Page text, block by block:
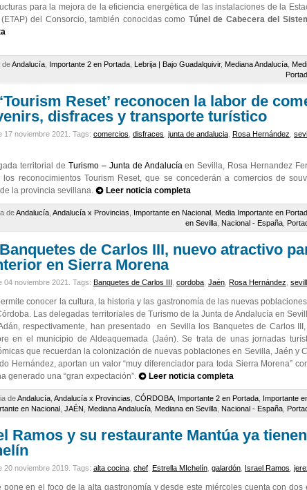
para la mejora de la eficiencia energética de las instalaciones de la
del Consorcio, también conocidas como Túnel de Cabecera del
deAndalucía Importante 2 en Portada Lebrija | Bajo Guadalquivir, Mediana Andalucía
Reset’ reconocen la labor de
disfraces y transporte turístico
17 noviembre 2021. Tags: comercios disfraces junta de andalucia Rosa Hernández
territorial de Turismo – Junta de Andalucíaen Sevilla, Rosa Hernandez
los reconocimientos Tourism Reset, que se concederán a comercios de
la provincia sevillana.
Leer noticia completa
deAndalucía Andalucía x Provincias Importante en Nacional Media Importante en
en Sevilla Nacional - España
de Carlos III, nuevo atractivo
en Sierra Morena
04 noviembre 2021. Tags: Banquetes de Carlos III cordoba Jaén Rosa Hernández
conocer la cultura, la historia y las gastronomía de las nuevas
Las delegadas territoriales de Turismo de la Junta de Andalucía en
respectivamente, han presentado en Sevilla los Banquetes de Carlos
en el municipio de Aldeaquemada (Jaén). Se trata de unas jornadas
que recuerdan la colonización de nuevas poblaciones en Sevilla, Jaén y
Hernández, aportan un valor “muy diferenciador para toda Sierra Morena”
generado una “gran expectación”.
Leer noticia completa
deAndalucía Andalucía x Provincias CÓRDOBA Importante 2 en Portada Importante
en Nacional JAÉN Mediana Andalucía Mediana en Sevilla Nacional - España
Ramos y su restaurante Mantúa ya
20 noviembre 2019. Tags: alta cocina chef Estrella MIchelín galardón Israel Ramos
pone en el foco de la alta gastronomía y desde este miércoles cuenta con